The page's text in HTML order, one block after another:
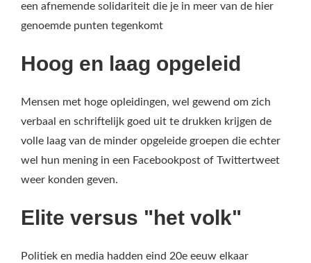
een afnemende solidariteit die je in meer van de hier
genoemde punten tegenkomt
Hoog en laag opgeleid
Mensen met hoge opleidingen, wel gewend om zich
verbaal en schriftelijk goed uit te drukken krijgen de
volle laag van de minder opgeleide groepen die echter
wel hun mening in een Facebookpost of Twittertweet
weer konden geven.
Elite versus "het volk"
Politiek en media hadden eind 20e eeuw elkaar